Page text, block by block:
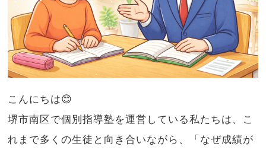
こんにちは😊
堺市南区で個別指導塾を運営している私たちは、こ
れまで多くの生徒と向き合いながら、「なぜ成績が